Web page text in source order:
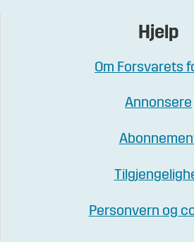
Hjelp
Om Forsvarets
Annonsere
Personvern og